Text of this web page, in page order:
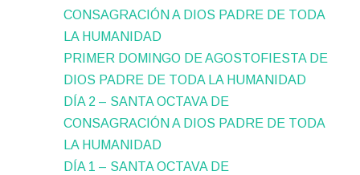
CONSAGRACIÓN A DIOS PADRE DE TODA
LA HUMANIDAD
PRIMER DOMINGO DE AGOSTOFIESTA DE
DIOS PADRE DE TODA LA HUMANIDAD
DÍA 2 – SANTA OCTAVA DE
CONSAGRACIÓN A DIOS PADRE DE TODA
LA HUMANIDAD
DÍA 1 – SANTA OCTAVA DE